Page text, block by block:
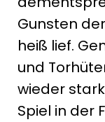
Gunsten
heiß lief.
und
wieder
Spiel in der